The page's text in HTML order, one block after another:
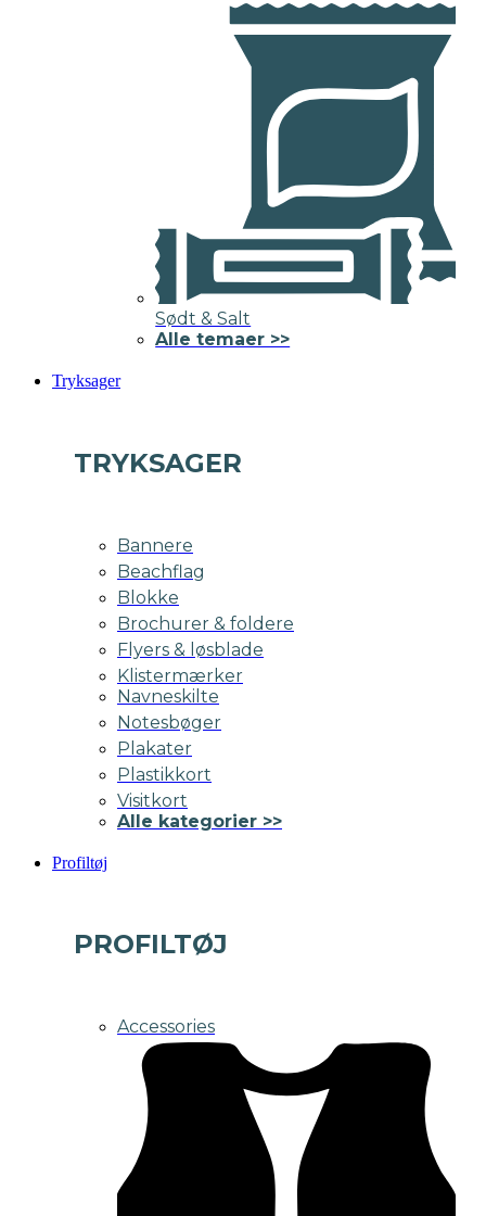
Sødt & Salt
Alle temaer >>
Tryksager
TRYKSAGER
Bannere
Beachflag
Blokke
Brochurer & foldere
Flyers & løsblade
Klistermærker
Navneskilte
Notesbøger
Plakater
Plastikkort
Visitkort
Alle kategorier >>
Profiltøj
PROFILTØJ
Accessories